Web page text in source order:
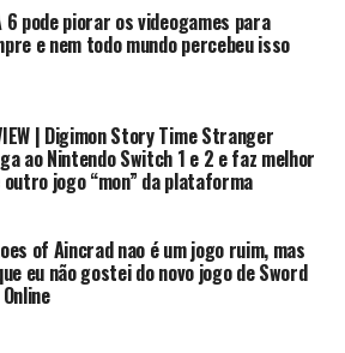
DOS JOGOS
Spiderman Friend or Foe
Foe (Homem-Aranha: Amigo ou
para o português) é um jogo de
baseado na série de HQs e
O jogo foi lançado em 2 de
por três empresas diferentes. As
Wii, Xbox 360 e PlayStation 2
6 pode piorar os videogames para
e nem todo mundo percebeu isso
| Digimon Story Time Stranger
ao Nintendo Switch 1 e 2 e faz melhor
outro jogo “mon” da plataforma
of Aincrad nao é um jogo ruim, mas
eu não gostei do novo jogo de Sword